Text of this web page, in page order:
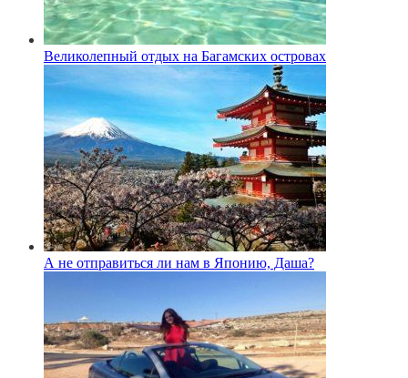
Великолепный отдых на Багамских островах
А не отправиться ли нам в Японию, Даша?